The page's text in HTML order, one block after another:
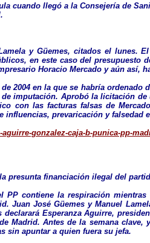
cuando llegó a la Consejería de
y Güemes, citados el
en este caso del presupuesto
Horacio Mercado y aún así,
2004 en la que se habría
imputación. Aprobó la licitación
con las facturas falsas de
influencias, prevaricación y falsedad
gonzalez-caja-b-punica-pp-
presunta financiación ilegal del
contiene la respiración
Juan José Güemes y Manuel
Esperanza Aguirre,
Madrid. Antes de la semana
sin apuntar a quien fuera su jefa.